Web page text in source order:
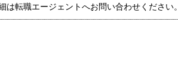
は転職エージェントへお問い合わせください。